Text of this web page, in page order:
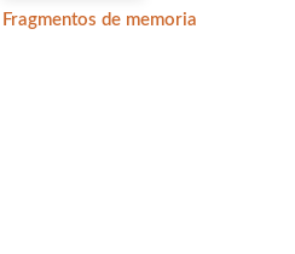
Fragmentos de memoria